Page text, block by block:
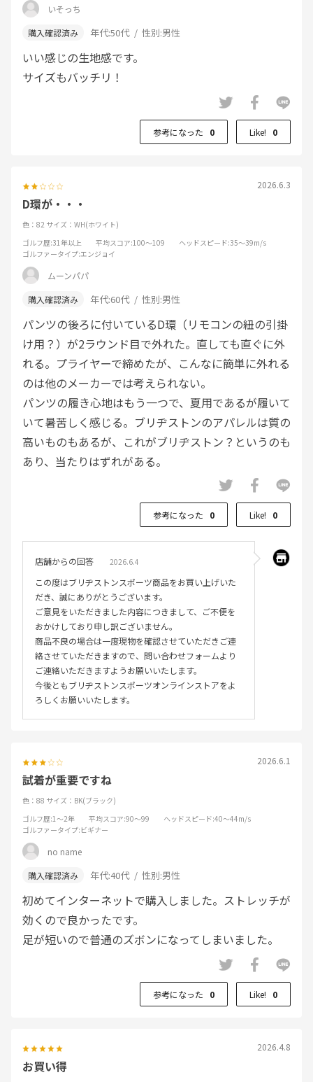
いそっち
年代:50代 性別:男性
いい感じの生地感です。
サイズもバッチリ！
参考になった 0 Like! 0
2026.6.3
D環が・・・
色：82 サイズ：WH(ホワイト)
ゴルフ歴:31年以上 平均スコア:100～109 ヘッドスピード:35～39m/s
ゴルファータイプ:エンジョイ
ムーンパパ
年代:60代 性別:男性
パンツの後ろに付いているD環（リモコンの紐の引掛
け用？）が2ラウンド目で外れた。直しても直ぐに外
れる。プライヤーで締めたが、こんなに簡単に外れる
のは他のメーカーでは考えられない。
パンツの履き心地はもう一つで、夏用であるが履いて
いて暑苦しく感じる。ブリヂストンのアパレルは質の
高いものもあるが、これがブリヂストン？というのも
あり、当たりはずれがある。
参考になった 0 Like! 0
店舗からの回答 2026.6.4
この度はブリヂストンスポーツ商品をお買い上げいた
だき、誠にありがとうございます。
ご意見をいただきました内容につきまして、ご不便を
おかけしており申し訳ございません。
商品不良の場合は一度現物を確認させていただきご連
絡させていただきますので、問い合わせフォームより
ご連絡いただきますようお願いいたします。
今後ともブリヂストンスポーツオンラインストアをよ
ろしくお願いいたします。
2026.6.1
試着が重要ですね
色：88 サイズ：BK(ブラック)
ゴルフ歴:1～2年 平均スコア:90～99 ヘッドスピード:40～44m/s
ゴルファータイプ:ビギナー
no name
年代:40代 性別:男性
初めてインターネットで購入しました。ストレッチが
効くので良かったです。
足が短いので普通のズボンになってしまいました。
参考になった 0 Like! 0
2026.4.8
お買い得